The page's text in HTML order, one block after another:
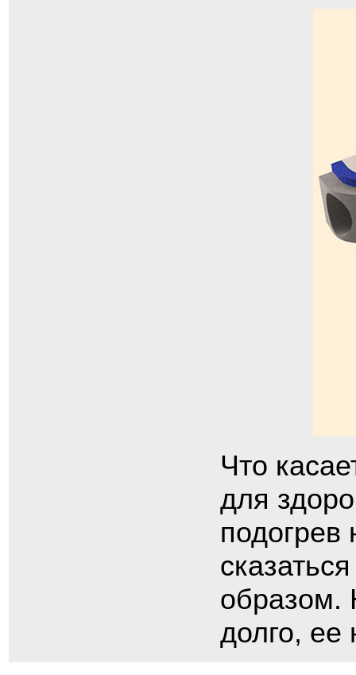
Что
для
подогрев
образом.
долго, ее